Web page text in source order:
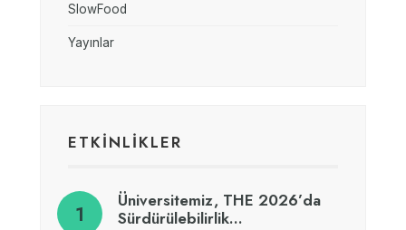
SlowFood
Yayınlar
ETKİNLİKLER
Üniversitemiz, THE 2026’da
Sürdürülebilirlik…